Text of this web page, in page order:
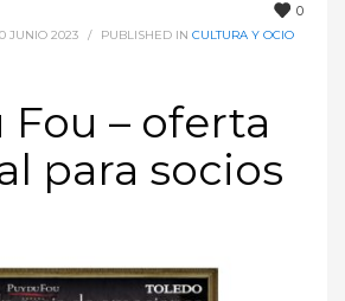
0
JUNIO 2023 / PUBLISHED IN CULTURA Y OCIO
Fou – oferta
para socios